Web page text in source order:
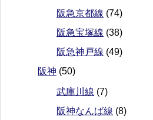
阪急京都線 (74)
阪急宝塚線 (38)
阪急神戸線 (49)
阪神 (50)
武庫川線 (7)
阪神なんば線 (8)